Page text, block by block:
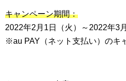
キャンペーン期間：
2022年2月1日（火）～2022年3
※au PAY（ネット支払い）のキ